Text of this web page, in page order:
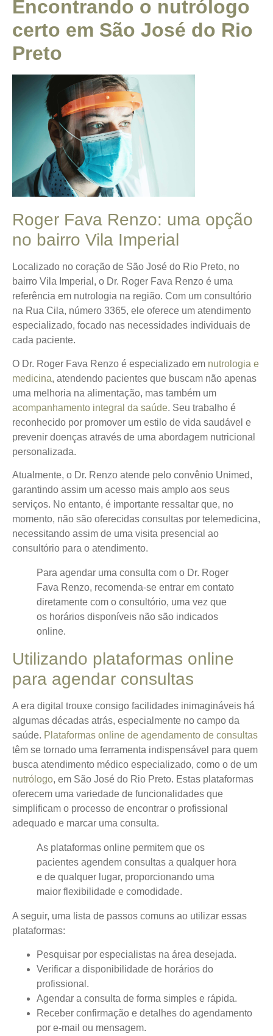
Encontrando o nutrólogo
certo em São José do Rio
Preto
Roger Fava Renzo: uma opção
no bairro Vila Imperial
Localizado no coração de São José do Rio Preto, no
bairro Vila Imperial, o Dr. Roger Fava Renzo é uma
referência em nutrologia na região. Com um consultório
na Rua Cila, número 3365, ele oferece um atendimento
especializado, focado nas necessidades individuais de
cada paciente.
O Dr. Roger Fava Renzo é especializado em nutrologia e
medicina, atendendo pacientes que buscam não apenas
uma melhoria na alimentação, mas também um
acompanhamento integral da saúde. Seu trabalho é
reconhecido por promover um estilo de vida saudável e
prevenir doenças através de uma abordagem nutricional
personalizada.
Atualmente, o Dr. Renzo atende pelo convênio Unimed,
garantindo assim um acesso mais amplo aos seus
serviços. No entanto, é importante ressaltar que, no
momento, não são oferecidas consultas por telemedicina,
necessitando assim de uma visita presencial ao
consultório para o atendimento.
Para agendar uma consulta com o Dr. Roger
Fava Renzo, recomenda-se entrar em contato
diretamente com o consultório, uma vez que
os horários disponíveis não são indicados
online.
Utilizando plataformas online
para agendar consultas
A era digital trouxe consigo facilidades inimagináveis há
algumas décadas atrás, especialmente no campo da
saúde. Plataformas online de agendamento de consultas
têm se tornado uma ferramenta indispensável para quem
busca atendimento médico especializado, como o de um
nutrólogo, em São José do Rio Preto. Estas plataformas
oferecem uma variedade de funcionalidades que
simplificam o processo de encontrar o profissional
adequado e marcar uma consulta.
As plataformas online permitem que os
pacientes agendem consultas a qualquer hora
e de qualquer lugar, proporcionando uma
maior flexibilidade e comodidade.
A seguir, uma lista de passos comuns ao utilizar essas
plataformas:
Pesquisar por especialistas na área desejada.
Verificar a disponibilidade de horários do
profissional.
Agendar a consulta de forma simples e rápida.
Receber confirmação e detalhes do agendamento
por e-mail ou mensagem.